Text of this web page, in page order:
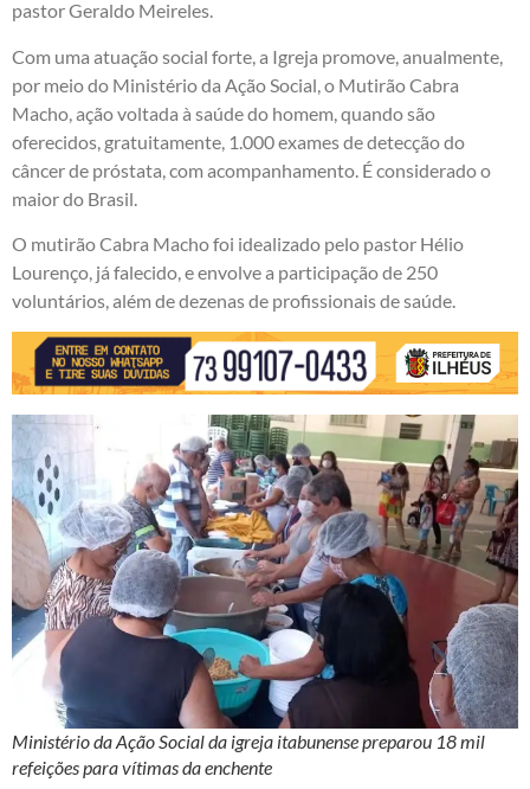
pastor Geraldo Meireles.
Com uma atuação social forte, a Igreja promove, anualmente,
por meio do Ministério da Ação Social, o Mutirão Cabra
Macho, ação voltada à saúde do homem, quando são
oferecidos, gratuitamente, 1.000 exames de detecção do
câncer de próstata, com acompanhamento. É considerado o
maior do Brasil.
O mutirão Cabra Macho foi idealizado pelo pastor Hélio
Lourenço, já falecido, e envolve a participação de 250
voluntários, além de dezenas de profissionais de saúde.
Ministério da Ação Social da igreja itabunense preparou 18 mil
refeições para vítimas da enchente